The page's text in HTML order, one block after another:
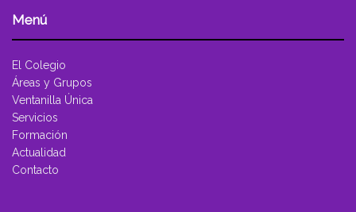
Menú
El Colegio
Áreas y Grupos
Ventanilla Única
Servicios
Formación
Actualidad
Contacto